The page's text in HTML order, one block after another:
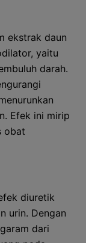
ekstrak daun
yaitu
darah.
Efek ini mirip
obat
diuretik
urin. Dengan
dari